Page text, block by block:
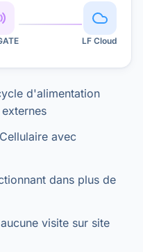
LF Cloud
d'alimentation
avec
dans plus de
visite sur site